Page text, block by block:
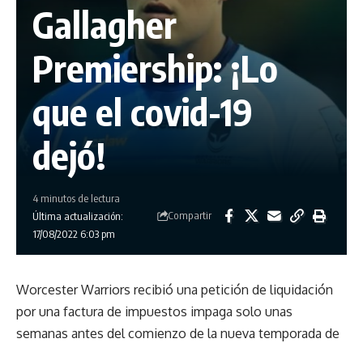
Gallagher
Premiership: ¡Lo
que el covid-19
dejó!
Última actualización:
17/08/2022 6:03 pm
4 minutos de lectura
Compartir
Worcester Warriors recibió una petición de liquidación
por una factura de impuestos impaga solo unas
semanas antes del comienzo de la nueva temporada de